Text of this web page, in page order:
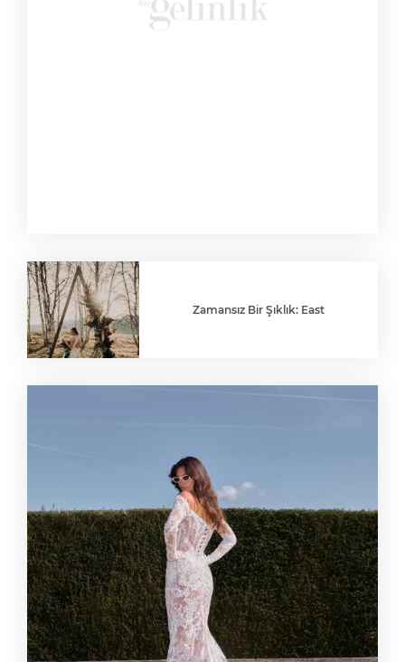
Zamansız Bir Şıklık: East